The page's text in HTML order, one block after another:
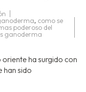
, como se
poderoso del
ganoderma
ha surgido con
han sido